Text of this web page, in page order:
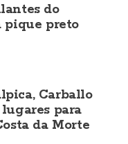
do
pique preto
Carballo
para
da Morte